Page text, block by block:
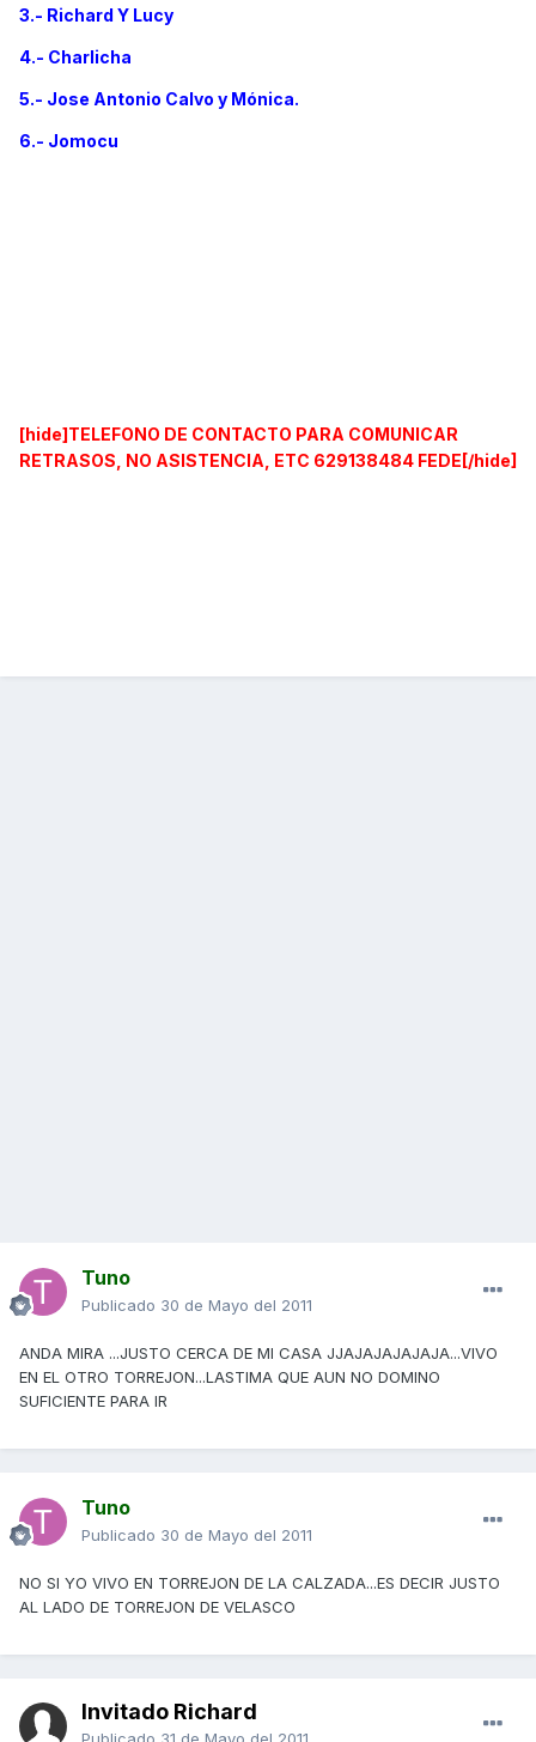
3.- Richard Y Lucy
4.- Charlicha
5.- Jose Antonio Calvo y Mónica.
6.- Jomocu
[hide]TELEFONO DE CONTACTO PARA COMUNICAR
RETRASOS, NO ASISTENCIA, ETC 629138484 FEDE[/hide]
Tuno
Publicado 30 de Mayo del 2011
ANDA MIRA ...JUSTO CERCA DE MI CASA JJAJAJAJAJAJA...VIVO
EN EL OTRO TORREJON...LASTIMA QUE AUN NO DOMINO
SUFICIENTE PARA IR
Tuno
Publicado 30 de Mayo del 2011
NO SI YO VIVO EN TORREJON DE LA CALZADA...ES DECIR JUSTO
AL LADO DE TORREJON DE VELASCO
Invitado Richard